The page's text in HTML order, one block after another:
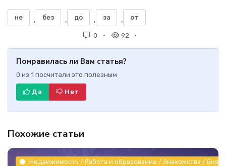
не , без , до , за , от
0 92
Понравилась ли Вам статья?
0 из 1 посчитали это полезным
Да Нет
Похожие статьи
Недвижимость / Работа и образование / Знакомства /